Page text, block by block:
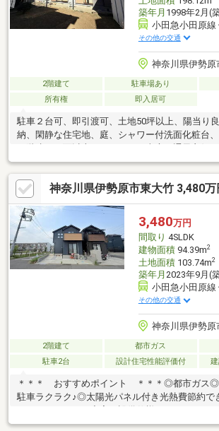
築年月 1998年2月(
小田急小田原線
その他の交通
神奈川県伊勢原
2階建て 駐車場あり
所有権
即入居可
駐車２台可、即引渡可、土地50坪以上、陽当り
納、閑静な住宅地、庭、シャワー付洗面化粧台、
上、納戸
神奈川県伊勢原市東大竹 3,480万
3,480万円
間取り 4SLDK
建物面積94.39m2
土地面積103.74m2
築年月 2023年9月(
小田急小田原線
その他の交通
神奈川県伊勢原
2階建て 都市ガス
駐車2台
設計住宅性能評価付
＊＊＊ おすすめポイント ＊＊＊◎都市ガス◎
駐車ラクラク♪◎太陽光パネル付き光熱費節約で
ッチン・浴室乾燥機・シャワートイレ・ペアガ